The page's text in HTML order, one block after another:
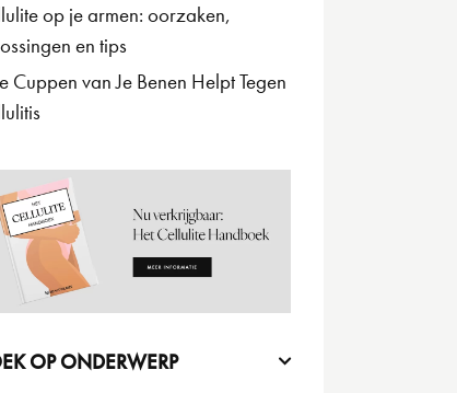
op je armen: oorzaken,
en tips
Cuppen van Je Benen Helpt Tegen
OP ONDERWERP